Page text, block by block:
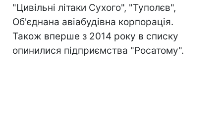
"Цивільні літаки Сухого", "Туполєв",
Об'єднана авіабудівна корпорація.
Також вперше з 2014 року в списку
опинилися підприємства "Росатому".